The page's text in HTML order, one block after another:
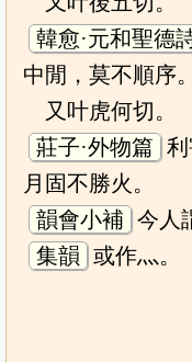
韓愈·元和聖德
中閒，莫不順序。
又叶虎何切。
莊子·外物篇
月固不勝火。
韻會小補 今人
集韻 或作灬。